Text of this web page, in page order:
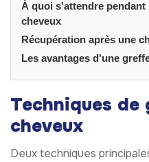
À quoi s'attendre
cheveux
Récupération après une
Les avantages d'une
Techniques
cheveux
Deux techniques